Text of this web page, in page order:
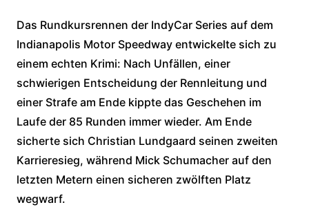
Das Rundkursrennen der IndyCar Series auf dem
Indianapolis Motor Speedway entwickelte sich zu
einem echten Krimi: Nach Unfällen, einer
schwierigen Entscheidung der Rennleitung und
einer Strafe am Ende kippte das Geschehen im
Laufe der 85 Runden immer wieder. Am Ende
sicherte sich Christian Lundgaard seinen zweiten
Karrieresieg, während Mick Schumacher auf den
letzten Metern einen sicheren zwölften Platz
wegwarf.